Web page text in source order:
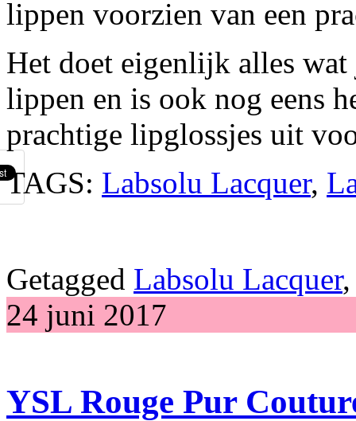
lippen voorzien van een
Het doet eigenlijk alles
lippen en is ook nog eens
prachtige lipglossjes uit
TAGS: Labsolu Lacquer,
Getagged Labsolu Lacquer
24 juni 2017
YSL Rouge Pur